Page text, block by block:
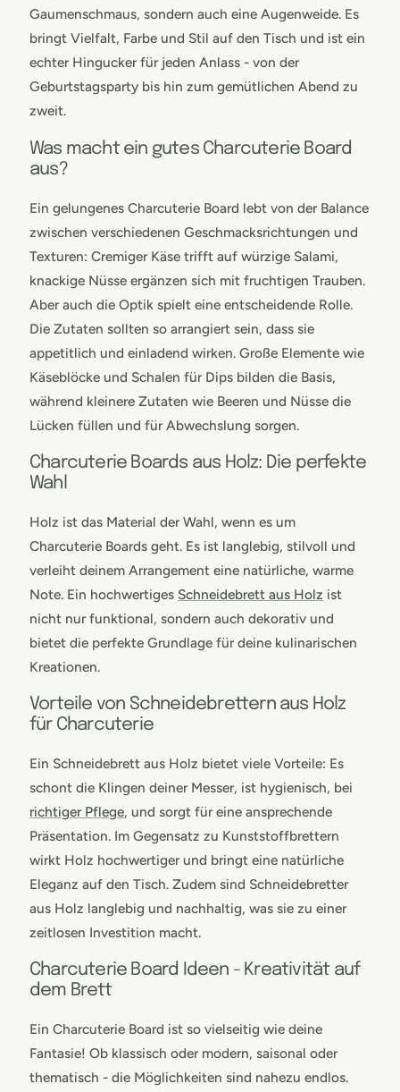
Gaumenschmaus, sondern auch eine Augenweide. Es
bringt Vielfalt, Farbe und Stil auf den Tisch und ist ein
echter Hingucker für jeden Anlass - von der
Geburtstagsparty bis hin zum gemütlichen Abend zu
zweit.
Was macht ein gutes Charcuterie Board
aus?
Ein gelungenes Charcuterie Board lebt von der Balance
zwischen verschiedenen Geschmacksrichtungen und
Texturen: Cremiger Käse trifft auf würzige Salami,
knackige Nüsse ergänzen sich mit fruchtigen Trauben.
Aber auch die Optik spielt eine entscheidende Rolle.
Die Zutaten sollten so arrangiert sein, dass sie
appetitlich und einladend wirken. Große Elemente wie
Käseblöcke und Schalen für Dips bilden die Basis,
während kleinere Zutaten wie Beeren und Nüsse die
Lücken füllen und für Abwechslung sorgen.
Charcuterie Boards aus Holz: Die perfekte
Wahl
Holz ist das Material der Wahl, wenn es um
Charcuterie Boards geht. Es ist langlebig, stilvoll und
verleiht deinem Arrangement eine natürliche, warme
Note. Ein hochwertiges Schneidebrett aus Holz ist
nicht nur funktional, sondern auch dekorativ und
bietet die perfekte Grundlage für deine kulinarischen
Kreationen.
Vorteile von Schneidebrettern aus Holz
für Charcuterie
Ein Schneidebrett aus Holz bietet viele Vorteile: Es
schont die Klingen deiner Messer, ist hygienisch, bei
richtiger Pflege, und sorgt für eine ansprechende
Präsentation. Im Gegensatz zu Kunststoffbrettern
wirkt Holz hochwertiger und bringt eine natürliche
Eleganz auf den Tisch. Zudem sind Schneidebretter
aus Holz langlebig und nachhaltig, was sie zu einer
zeitlosen Investition macht.
Charcuterie Board Ideen - Kreativität auf
dem Brett
Ein Charcuterie Board ist so vielseitig wie deine
Fantasie! Ob klassisch oder modern, saisonal oder
thematisch - die Möglichkeiten sind nahezu endlos.